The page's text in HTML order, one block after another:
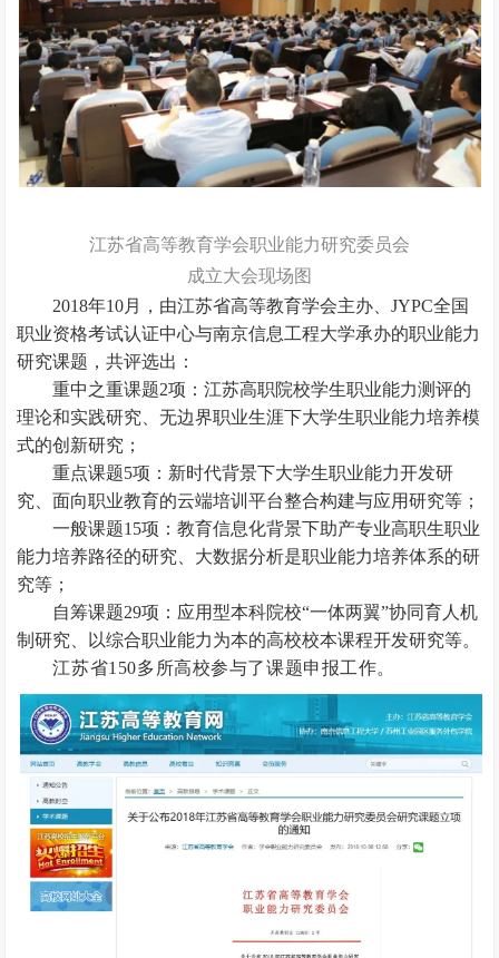
江苏省高等教育学会职业能力研究委员会
成立大会现场图
2018年10月，由江苏省高等教育学会主办、JYPC全国
职业资格考试认证中心与南京信息工程大学承办的职业能力
研究课题，共评选出：
重中之重课题2项：江苏高职院校学生职业能力测评的
理论和实践研究、无边界职业生涯下大学生职业能力培养模
式的创新研究；
重点课题5项：新时代背景下大学生职业能力开发研
究、面向职业教育的云端培训平台整合构建与应用研究等；
一般课题15项：教育信息化背景下助产专业高职生职业
能力培养路径的研究、大数据分析是职业能力培养体系的研
究等；
自筹课题29项：应用型本科院校“一体两翼”协同育人机
制研究、以综合职业能力为本的高校校本课程开发研究等。
江苏省150多所高校参与了课题申报工作。